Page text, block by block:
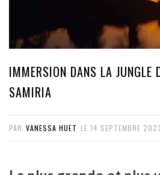
IMMERSION DANS LA JUNGLE
SAMIRIA
PAR VANESSA HUET LE 14 SEPTEMBRE 2023